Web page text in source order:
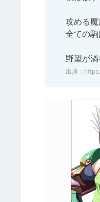
攻める魔
全ての
野望が
出典：